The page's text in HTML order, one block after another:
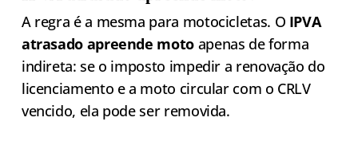
A regra é a mesma para motocicletas. O IPVA
atrasado apreende motoapenas de forma
indireta: se o imposto impedir a renovação do
licenciamento e a moto circular com o CRLV
vencido, ela pode ser removida.